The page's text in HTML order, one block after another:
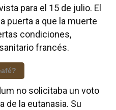
para el 15 de julio. El
puerta a que la muerte
condiciones,
francés.
no solicitaba un voto
de la eutanasia. Su